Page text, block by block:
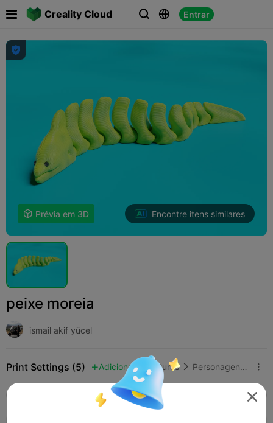
Creality Cloud   Entrar
 

 Prévia em 3D Encontre itens similares
peixe moreia
ismail akif yücel
Print Settings (5)  Adicionar Miniaturas  Personagens e Criaturas 
K2 Plus K2 Pro 